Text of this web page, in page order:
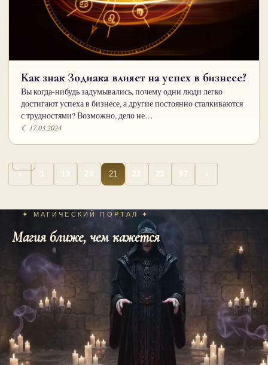
Как знак Зодиака влияет на успех в бизнесе?
Вы когда-нибудь задумывались, почему одни люди легко
достигают успеха в бизнесе, а другие постоянно сталкиваются
с трудностями? Возможно, дело не…
☾ 17.03.2024
Пагинация
‹ 1 19 20 21 22 23 97 ›
✦ МАГИЧЕСКИЙ ПОРТАЛ ✦
Магия ближе, чем кажется